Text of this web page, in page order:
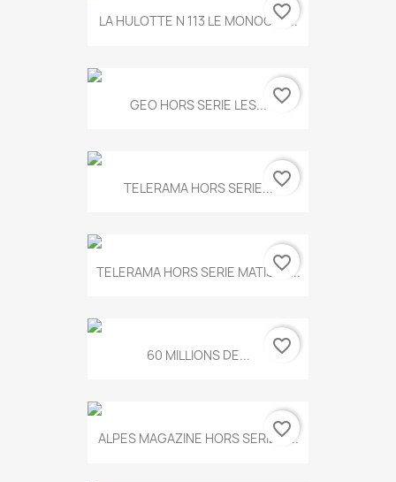
LA HULOTTE N 113 LE MONOCLE...
favorite_border
GEO HORS SERIE LES... favorite_border
TELERAMA HORS SERIE...favorite_border
TELERAMA HORS SERIE MATISSE...
favorite_border
60 MILLIONS DE... favorite_border
ALPES MAGAZINE HORS SERIE N...
favorite_border